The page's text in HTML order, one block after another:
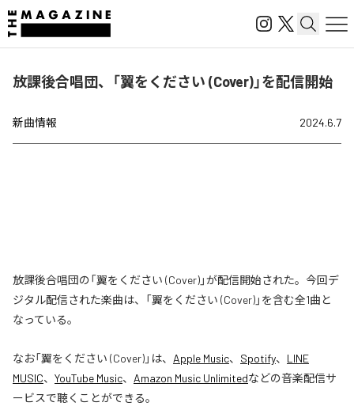
放課後合唱団、「翼をください (Cover)」を配信開始
新曲情報 2024.6.7
放課後合唱団の「翼をください (Cover)」が配信開始された。今回デ
ジタル配信された楽曲は、「翼をください (Cover)」を含む全1曲と
なっている。
なお「翼をください (Cover)」は、 Apple Music、 Spotify、 LINE
MUSIC、 YouTube Music、 Amazon Music Unlimitedなどの音楽配信サ
ービスで聴くことができる。